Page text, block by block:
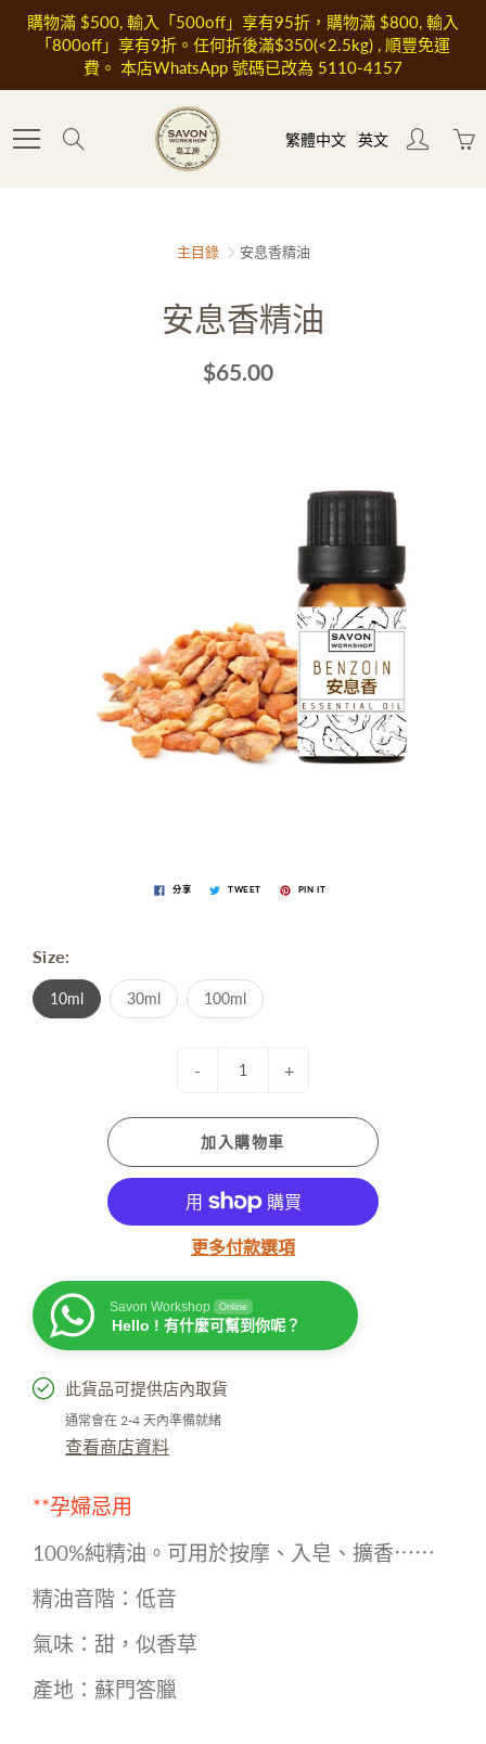
Skip
Content
購物滿 $500, 輸入「500off」享有95折，購物滿 $800, 輸入
「800off」享有9折。任何折後滿$350(<2.5kg) , 順豐免運
費。 本店WhatsApp 號碼已改為 5110-4157
繁體中文 英文
主目錄 安息香精油
安息香精油
$65.00
分享 TWEET PIN IT
Size:
10ml 30ml 100ml
- +
加入購物車
更多付款選項
Savon Workshop Online
Hello ! 有什麼可幫到你呢？
此貨品可提供店內取貨
通常會在 2-4 天內準備就緒
查看商店資料
**孕婦忌用
100%純精油。可用於按摩、入皂、擴香⋯⋯
精油音階：低音
氣味：甜，似香草
產地： 蘇門答臘